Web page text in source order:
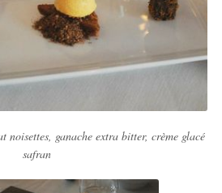
noisettes, ganache extra bitter, crème glacé
safran